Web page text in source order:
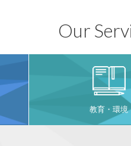
Our
教育・環境